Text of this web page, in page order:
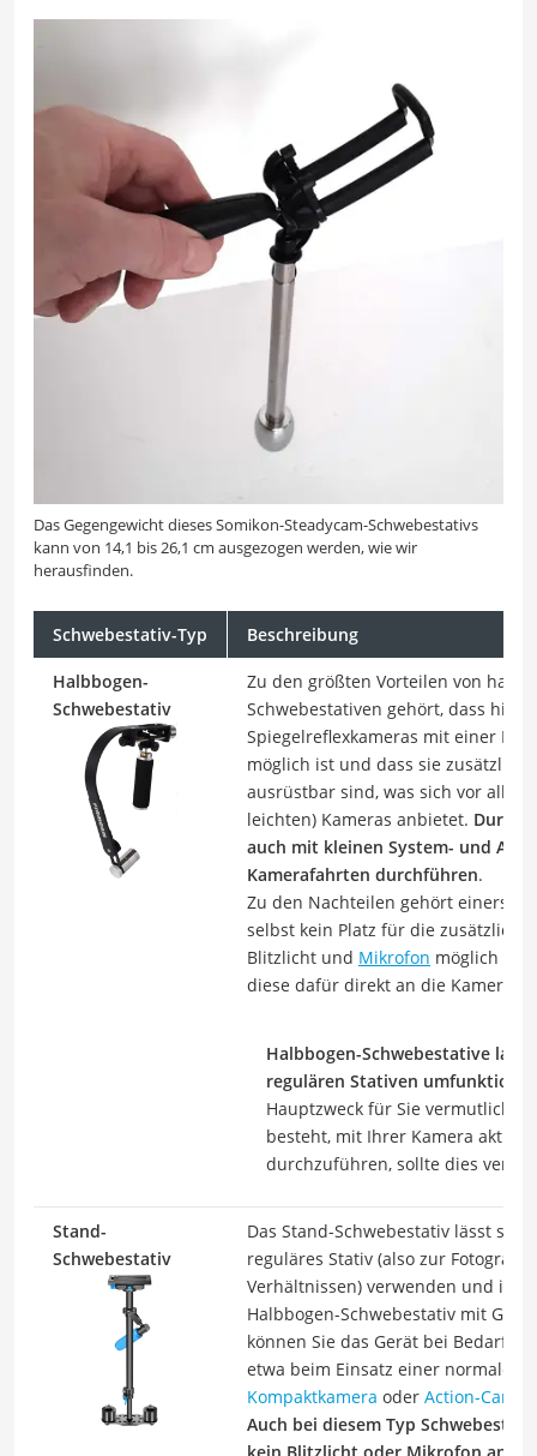
Das Gegengewicht dieses Somikon-Steadycam-Schwebestativs
kann von 14,1 bis 26,1 cm ausgezogen werden, wie wir
herausfinden.
Schwebestativ-Typ Beschreibung
Halbbogen-
Schwebestativ
Zu den größten Vorteilen von
Schwebestativen gehört, dass hier
Spiegelreflexkameras mit einer
möglich ist und dass sie zusätzlich
ausrüstbar sind, was sich vor
leichten) Kameras anbietet. Durch
auch mit kleinen System- und
Kamerafahrten durchführen.
Zu den Nachteilen gehört
selbst kein Platz für die
Blitzlicht und Mikrofon möglich ist,
diese dafür direkt an die Kamera
Halbbogen-Schwebestative
regulären Stativen
Hauptzweck für Sie vermutlich
besteht, mit Ihrer Kamera aktiv
durchzuführen, sollte dies
Stand-
Schwebestativ
Das Stand-Schwebestativ lässt
reguläres Stativ (also zur
Verhältnissen) verwenden und ist
Halbbogen-Schwebestativ mit
können Sie das Gerät bei Bedarf
etwa beim Einsatz einer
Kompaktkamera oder Action-Cam
Auch bei diesem Typ